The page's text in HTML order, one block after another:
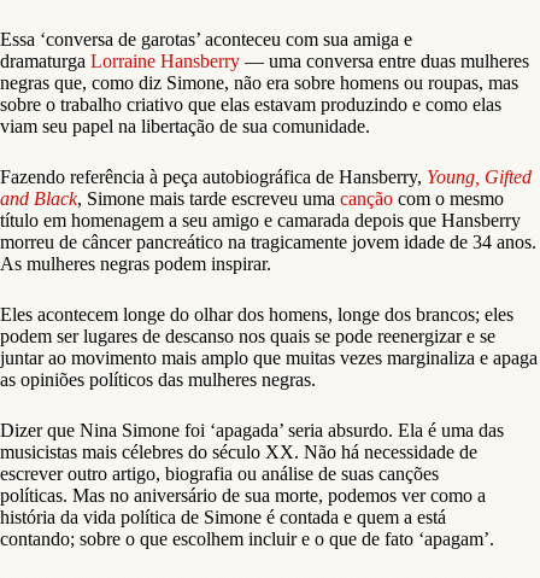
Essa ‘conversa de garotas’ aconteceu com sua amiga e
dramaturga Lorraine Hansberry — uma conversa entre duas mulheres
negras que, como diz Simone, não era sobre homens ou roupas, mas
sobre o trabalho criativo que elas estavam produzindo e como elas
viam seu papel na libertação de sua comunidade.
Fazendo referência à peça autobiográfica de Hansberry, Young, Gifted
and Black, Simone mais tarde escreveu uma canção com o mesmo
título em homenagem a seu amigo e camarada depois que Hansberry
morreu de câncer pancreático na tragicamente jovem idade de 34 anos.
As mulheres negras podem inspirar.
Eles acontecem longe do olhar dos homens, longe dos brancos; eles
podem ser lugares de descanso nos quais se pode reenergizar e se
juntar ao movimento mais amplo que muitas vezes marginaliza e apaga
as opiniões políticos das mulheres negras.
Dizer que Nina Simone foi ‘apagada’ seria absurdo. Ela é uma das
musicistas mais célebres do século XX. Não há necessidade de
escrever outro artigo, biografia ou análise de suas canções
políticas. Mas no aniversário de sua morte, podemos ver como a
história da vida política de Simone é contada e quem a está
contando; sobre o que escolhem incluir e o que de fato ‘apagam’.